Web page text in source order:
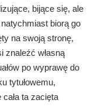
bijące się, ale
biorą go
na swoją stronę,
znaleźć własną
po wyprawę do
tytułowemu,
ta zacięta